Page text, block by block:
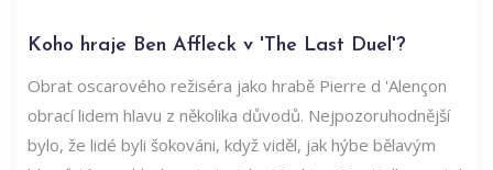
Koho hraje Ben Affleck v 'The Last Duel'?
Obrat oscarového režiséra jako hrabě Pierre d 'Alençon
obrací lidem hlavu z několika důvodů. Nejpozoruhodnější
bylo, že lidé byli šokováni, když viděl, jak hýbe bělavým